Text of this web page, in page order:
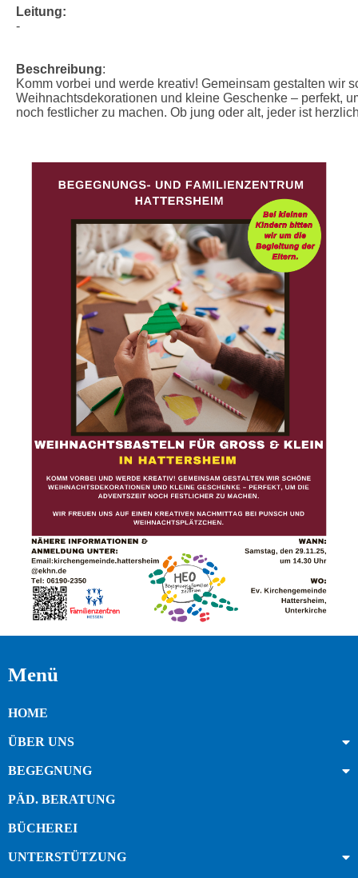
Leitung:
-
Beschreibung:
Komm vorbei und werde kreativ! Gemeinsam gestalten wir
Weihnachtsdekorationen und kleine Geschenke – perfekt,
noch festlicher zu machen. Ob jung oder alt, jeder ist
Menü
HOME
ÜBER UNS
BEGEGNUNG
PÄD. BERATUNG
BÜCHEREI
UNTERSTÜTZUNG